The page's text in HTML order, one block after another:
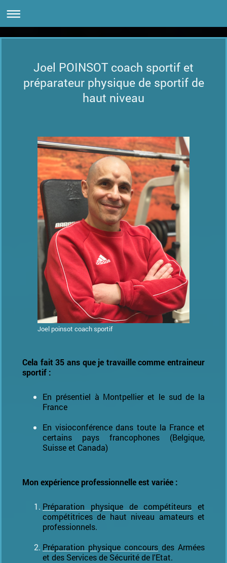
Joel POINSOT coach sportif et
préparateur physique de sportif de
haut niveau
Joel poinsot coach sportif
Cela fait 35 ans que je travaille comme entraineur
sportif :
En présentiel à Montpellier et le sud de la
France
En visioconférence dans toute la France et
certains pays francophones
(Belgique,
Suisse et Canada)
Mon expérience professionnelle est variée :
Préparation physique de compétiteurs et
compétitrices de haut niveau amateurs et
professionnels.
Préparation physique concours des Armées
et des Services de Sécurité de l'Etat.